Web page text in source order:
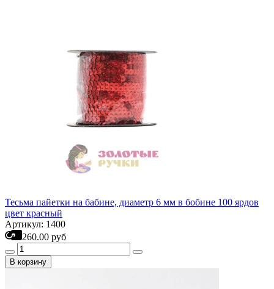
Тесьма пайетки на бабине, диаметр 6 мм в бобине 100 ярдов
цвет красный
Артикул: 1400
260.00 руб
В корзину